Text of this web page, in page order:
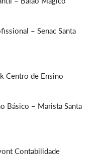
– Senac Santa
Centro de Ensino
Básico – Marista Santa
Contabilidade